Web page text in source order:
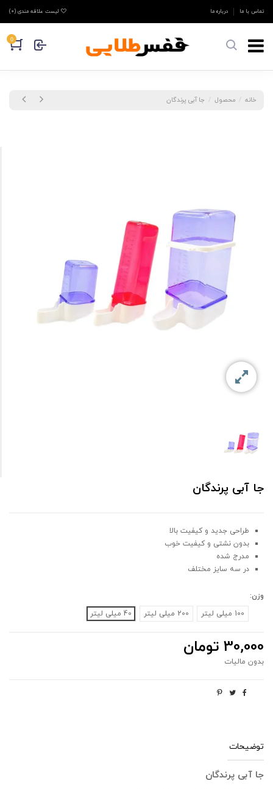
تماس با ما درباره ما لیست علاقه مندی (0
)
0
خانه محصول جا آبی پرندگان
جا آبی پرندگان
طراحی جدید و کیفیت بالا
بدون نشتی و کیفیت خوب
مدرج شده
در سه سایز مختلف
وزن:
100 میلی لیتر
200 میلی لیتر 40 میلی لیتر
30,000 تومان
بدون مالیات
توضیحات
جا آبی پرندگان